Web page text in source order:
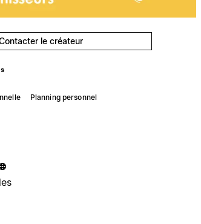
le créateur
Planning personnel